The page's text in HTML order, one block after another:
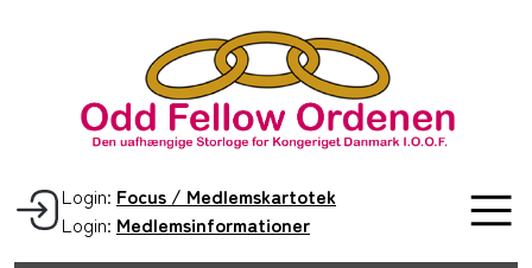
Login: Focus / Medlemskartotek
Login: Medlemsinformationer